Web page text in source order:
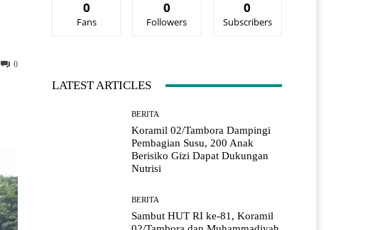
0
0
Fans
0
Followers
0
Subscribers
LATEST ARTICLES
BERITA
Koramil 02/Tambora Dampingi
Pembagian Susu, 200 Anak
Berisiko Gizi Dapat Dukungan
Nutrisi
BERITA
Sambut HUT RI ke-81, Koramil